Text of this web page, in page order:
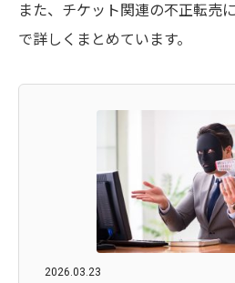
また、チケット関連の不正転売
で詳しくまとめています。
2026.03.23